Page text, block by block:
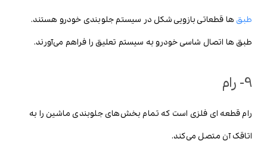
طبق ها قطعاتی بازویی شکل در سیستم جلوبندی خودرو هستند.
طبق ها اتصال شاسی خودرو به سیستم تعلیق را فراهم می‌آورند.
9- رام
رام قطعه ای فلزی است که تمام بخش‌های جلوبندی ماشین را به
اتاقک آن متصل می‌کند.